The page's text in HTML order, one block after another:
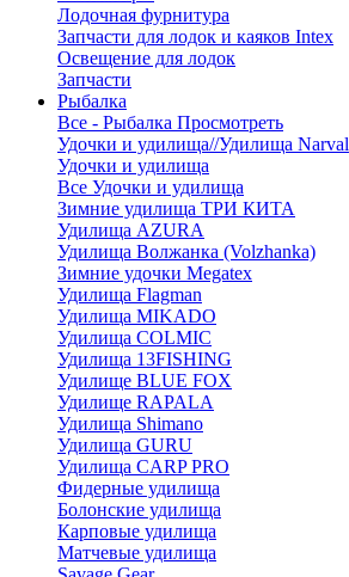
Лодочная фурнитура
Запчасти для лодок и каяков Intex
Освещение для лодок
Запчасти
Рыбалка
Все - Рыбалка Просмотреть
Удочки и удилища//Удилища Narval
Удочки и удилища
Все Удочки и удилища
Зимние удилища ТРИ КИТА
Удилища AZURA
Удилища Волжанка (Volzhanka)
Зимние удочки Megatex
Удилища Flagman
Удилища MIKADO
Удилища COLMIC
Удилища 13FISHING
Удилище BLUE FOX
Удилище RAPALA
Удилища Shimano
Удилища GURU
Удилища CARP PRO
Фидерные удилища
Болонские удилища
Карповые удилища
Матчевые удилища